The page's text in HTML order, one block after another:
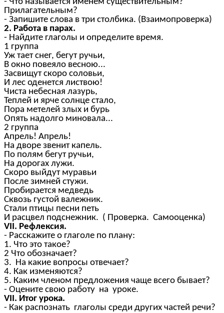
Прилагательным?
- Запишите слова в три столбика. (Взаимопроверка)
2. Работа в парах.
- Найдите глаголы и определите время.
1 группа
Уж тает снег, бегут ручьи,
В окно повеяло весною...
Засвищут скоро соловьи,
И лес оденется листвою!
Чиста небесная лазурь,
Теплей и ярче солнце стало,
Пора метелей злых и бурь
Опять надолго миновала...
2 группа
Апрель! Апрель!
На дворе звенит капель.
По полям бегут ручьи,
На дорогах лужи.
Скоро выйдут муравьи
После зимней стужи.
Пробирается медведь
Сквозь густой валежник.
Стали птицы песни петь
И расцвел подснежник. ( Проверка. Самооценка)
VII. Рефлексия.
- Расскажите о глаголе по плану:
1. Что это такое?
2 Что обозначает?
3. На какие вопросы отвечает?
4. Как изменяются?
5. Каким членом предложения чаще всего бывает?
- Оцените свою работу на уроке.
VII. Итог урока.
- Как распознать глаголы среди других частей речи?